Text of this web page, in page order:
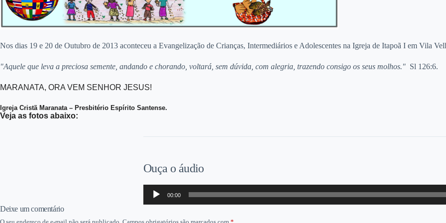
Nos dias 19 e 20 de Outubro de 2013 aconteceu a Evangelização de Crianças, Intermediários e Adolescentes na Igreja de Itapoã I em Vila
"Aquele que leva a preciosa semente, andando e chorando, voltará, sem dúvida, com alegria, trazendo consigo os seus molhos." Sl 126:6.
MARANATA, ORA VEM SENHOR JESUS!
Igreja Cristã Maranata – Presbitério Espírito Santense.
Veja as fotos abaixo:
Ouça o áudio
Tocador
áudio
00:00
Deixe um comentário